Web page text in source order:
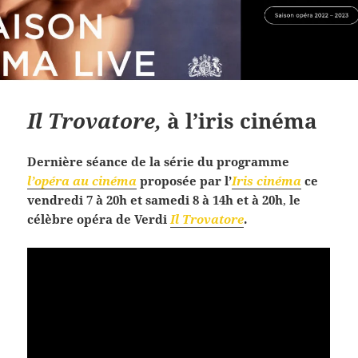
Il Trovatore, à l’iris cinéma
Dernière séance de la série du programme
l’opéra au cinéma proposée par l’Iris cinéma ce
vendredi 7 à 20h et samedi 8 à 14h et à 20h,le
célèbre opéra de VerdiIl Trovatore.